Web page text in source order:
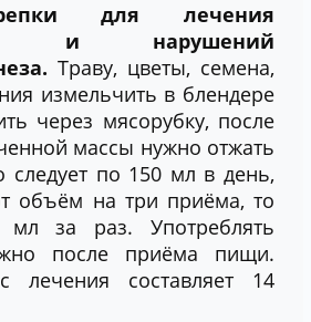
для лечения
и нарушений
Траву, цветы, семена,
измельчить в блендере
через мясорубку, после
массы нужно отжать
следует по 150 мл в день,
объём на три приёма, то
за раз. Употреблять
после приёма пищи.
лечения составляет 14